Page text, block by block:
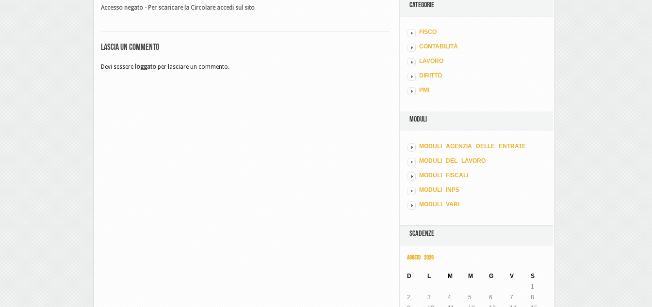
Accesso negato - Per scaricare la Circolare accedi sul sito
Lascia un commento
Devi sessere loggato per lasciare un commento.
CATEGORIE
FISCO
CONTABILITÀ
LAVORO
DIRITTO
PMI
MODULI
MODULI AGENZIA DELLE ENTRATE
MODULI DEL LAVORO
MODULI FISCALI
MODULI INPS
MODULI VARI
SCADENZE
AGOSTO 2026
D L M M G V S
1
2
3 4 5 6 7
8